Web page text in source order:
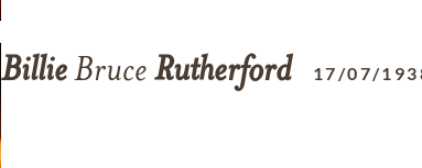
BillieBruce Rutherford 17/07/